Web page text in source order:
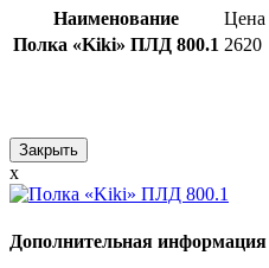
Наименование Цена
Полка «Kiki» ПЛД 800.1 2620
Закрыть
x
Дополнительная информация